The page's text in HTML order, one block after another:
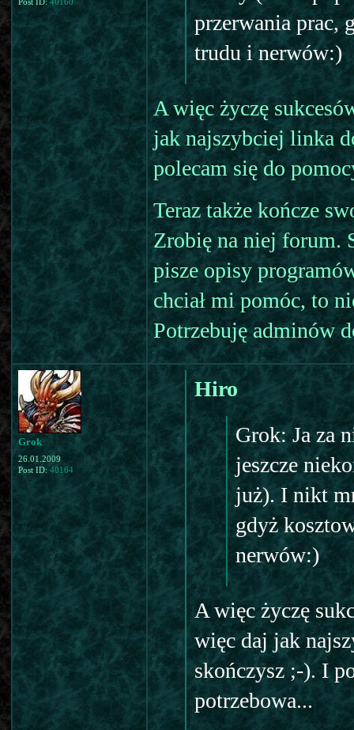
Post ID: 40160
przerwania prac,
trudu i nerwów:)
A więc życzę
jak najszybciej linka
polecam się do
Teraz także kończe
Zrobię na niej forum.
pisze opisy
chciał mi pomóc, to
Potrzebuję adminów
Grok
26.01.2009
Post ID: 40164
Hiro
Grok: Ja za
jeszcze
już). I nikt
gdyż
nerwów:)
A więc życzę
więc daj jak
skończysz ;-). I
potrzebowa...